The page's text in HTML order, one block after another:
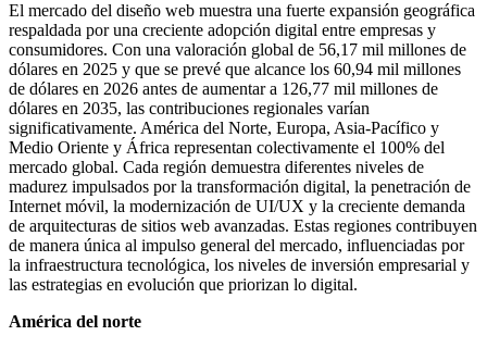
El mercado del diseño web muestra una fuerte expansión geográfica
respaldada por una creciente adopción digital entre empresas y
consumidores. Con una valoración global de 56,17 mil millones de
dólares en 2025 y que se prevé que alcance los 60,94 mil millones
de dólares en 2026 antes de aumentar a 126,77 mil millones de
dólares en 2035, las contribuciones regionales varían
significativamente. América del Norte, Europa, Asia-Pacífico y
Medio Oriente y África representan colectivamente el 100% del
mercado global. Cada región demuestra diferentes niveles de
madurez impulsados ​​por la transformación digital, la penetración de
Internet móvil, la modernización de UI/UX y la creciente demanda
de arquitecturas de sitios web avanzadas. Estas regiones contribuyen
de manera única al impulso general del mercado, influenciadas por
la infraestructura tecnológica, los niveles de inversión empresarial y
las estrategias en evolución que priorizan lo digital.
América del norte